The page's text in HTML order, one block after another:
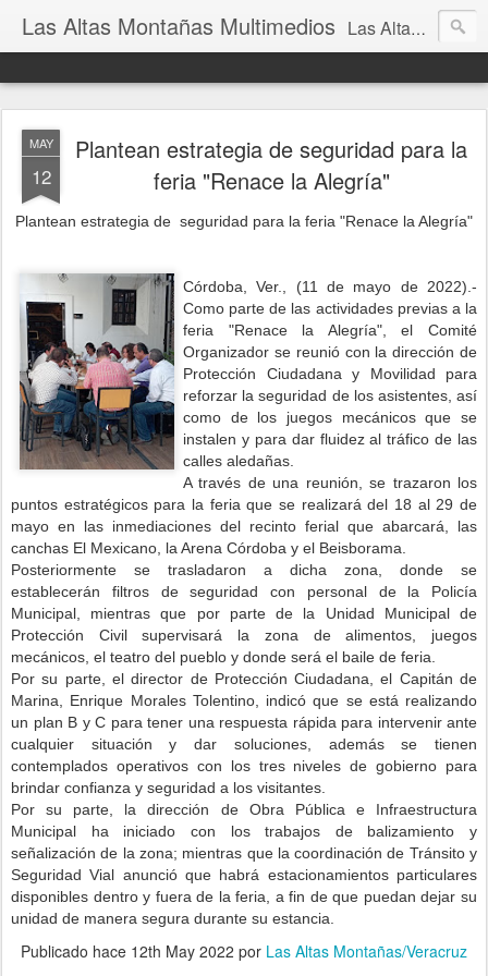
Las Altas Montañas Multimedios Las Altas Montañas Multimedios
MAY
12
Plantean estrategia de seguridad para la
feria "Renace la Alegría"
Plantean estrategia de seguridad para la feria "Renace la Alegría"
Córdoba, Ver., (11 de mayo de 2022).-
Como parte de las actividades previas a la
feria "Renace la Alegría", el Comité
Organizador se reunió con la dirección de
Protección Ciudadana y Movilidad para
reforzar la seguridad de los asistentes, así
como de los juegos mecánicos que se
instalen y para dar fluidez al tráfico de las
calles aledañas.
A través de una reunión, se trazaron los
puntos estratégicos para la feria que se realizará del 18 al 29 de
mayo en las inmediaciones del recinto ferial que abarcará, las
canchas El Mexicano, la Arena Córdoba y el Beisborama.
Posteriormente se trasladaron a dicha zona, donde se
establecerán filtros de seguridad con personal de la Policía
Municipal, mientras que por parte de la Unidad Municipal de
Protección Civil supervisará la zona de alimentos, juegos
mecánicos, el teatro del pueblo y donde será el baile de feria.
Por su parte, el director de Protección Ciudadana, el Capitán de
Marina, Enrique Morales Tolentino, indicó que se está realizando
un plan B y C para tener una respuesta rápida para intervenir ante
cualquier situación y dar soluciones, además se tienen
contemplados operativos con los tres niveles de gobierno para
brindar confianza y seguridad a los visitantes.
Por su parte, la dirección de Obra Pública e Infraestructura
Municipal ha iniciado con los trabajos de balizamiento y
señalización de la zona; mientras que la coordinación de Tránsito y
Seguridad Vial anunció que habrá estacionamientos particulares
disponibles dentro y fuera de la feria, a fin de que puedan dejar su
unidad de manera segura durante su estancia.
Publicado hace 12th May 2022 por Las Altas Montañas/Veracruz